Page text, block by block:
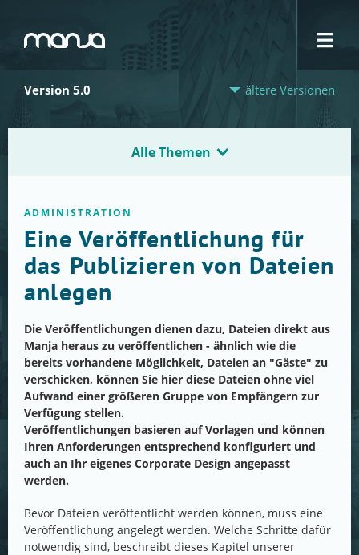
Navigation
Version 5.0 ältere Versionen
Alle Themen
ADMINISTRATION
Eine Veröffentlichung für
das Publizieren von Dateien
anlegen
Die Veröffentlichungen dienen dazu, Dateien direkt aus
Manja heraus zu veröffentlichen - ähnlich wie die
bereits vorhandene Möglichkeit, Dateien an "Gäste" zu
verschicken, können Sie hier diese Dateien ohne viel
Aufwand einer größeren Gruppe von Empfängern zur
Verfügung stellen.
Veröffentlichungen basieren auf Vorlagen und können
Ihren Anforderungen entsprechend konfiguriert und
auch an Ihr eigenes Corporate Design angepasst
werden.
Bevor Dateien veröffentlicht werden können, muss eine
Veröffentlichung angelegt werden. Welche Schritte dafür
notwendig sind, beschreibt dieses Kapitel unserer